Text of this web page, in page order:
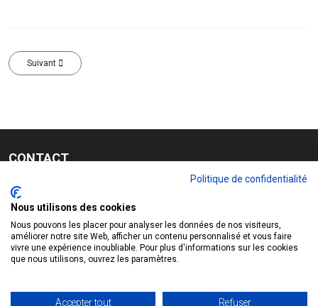
Article suivant : Règlement et engagement
Suivant
CONTACT
85 rue Pasteur - 36120 ARDENTES
Email : rallye-indre@netcourrier.com
Mentions légales-Plan de site-Politique de confidentialité
COPYRIGHT ©2026RALLYE INDRE . TOUS DROITS RÉSERVÉS.
Politique de confidentialité
Nous utilisons des cookies
Nous pouvons les placer pour analyser les données de nos visiteurs,
améliorer notre site Web, afficher un contenu personnalisé et vous faire
vivre une expérience inoubliable. Pour plus d'informations sur les cookies
que nous utilisons, ouvrez les paramètres.
Accepter tout Refuser